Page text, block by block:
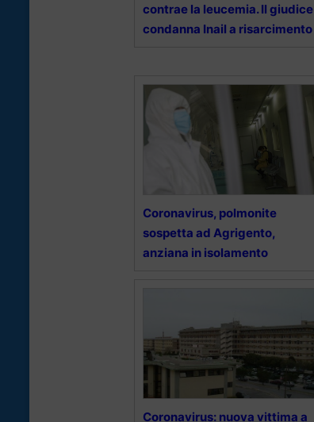
contrae la leucemia. Il giudice
condanna Inail a risarcimento
Coronavirus, polmonite
sospetta ad Agrigento,
anziana in isolamento
Coronavirus: nuova vittima a